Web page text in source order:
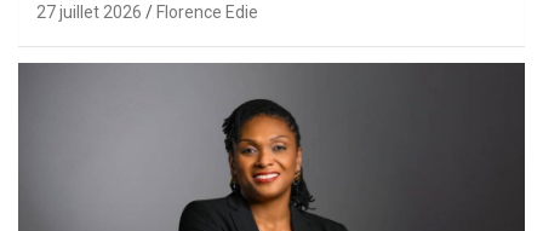
27 juillet 2026 Florence Edie